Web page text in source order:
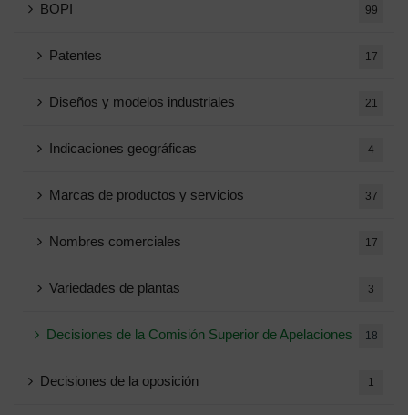
BOPI 99
Patentes 17
Diseños y modelos industriales 21
Indicaciones geográficas 4
Marcas de productos y servicios 37
Nombres comerciales 17
Variedades de plantas 3
Decisiones de la Comisión Superior de Apelaciones 18
Decisiones de la oposición 1